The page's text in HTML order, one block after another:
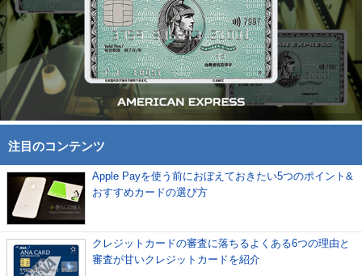
注目のコンテンツ
Apple Payを使う前におぼえておきたい5つのポイント&
おすすめカードの選び方
クレジットカードの審査に落ちるよくある6つの理由と
審査が甘いクレジットカードを紹介